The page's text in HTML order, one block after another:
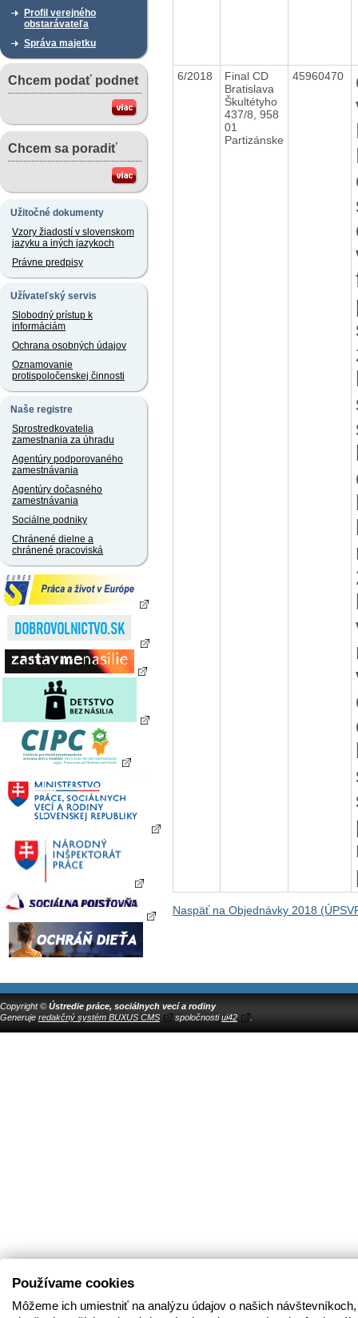
Profil verejného
obstarávateľa
Správa majetku
Chcem podať podnet
Chcem sa poradiť
Užitočné dokumenty
Vzory žiadostí v slovenskom
jazyku a iných jazykoch
Právne predpisy
Užívateľský servis
Slobodný prístup k
informáciám
Ochrana osobných údajov
Oznamovanie
protispoločenskej činnosti
Naše registre
Sprostredkovatelia
zamestnania za úhradu
Agentúry podporovaného
zamestnávania
Agentúry dočasného
zamestnávania
Sociálne podniky
Chránené dielne a
chránené pracoviská
6/2018
Final CD
Bratislava
Škultétyho
437/8, 958
01
Partizánske
45960470
Naspäť na Objednávky 2018
Copyright © Ústredie práce, sociálnych vecí a rodiny
Generuje redakčný systém BUXUS CMS spoločnostiui42
Používame cookies
Môžeme ich umiestniť na analýzu údajov o našich